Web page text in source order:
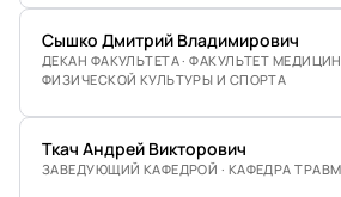
Сышко Дмитрий Владимирович
ДЕКАН ФАКУЛЬТЕТА · ФАКУЛЬТЕТ
ФИЗИЧЕСКОЙ КУЛЬТУРЫ И СПОРТА
Ткач Андрей Викторович
ЗАВЕДУЮЩИЙ КАФЕДРОЙ · КАФЕДРА